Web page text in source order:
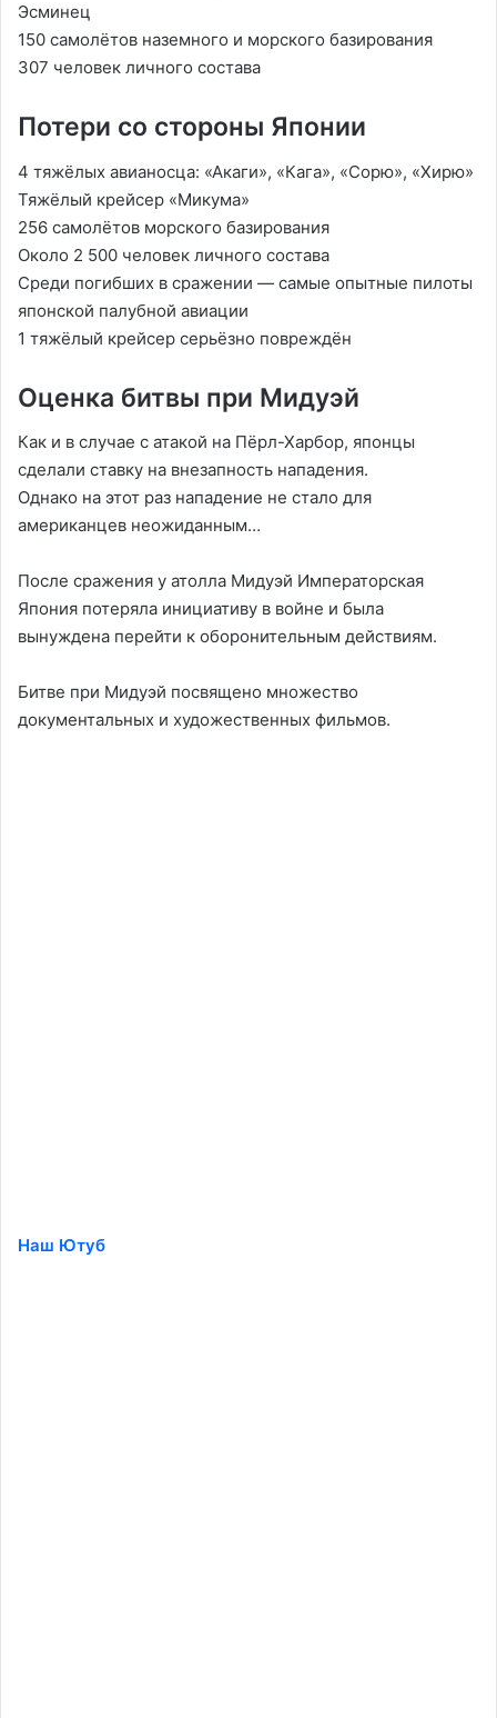
Эсминец
150 самолётов наземного и морского базирования
307 человек личного состава
Потери со стороны Японии
4 тяжёлых авианосца: «Акаги», «Кага», «Сорю», «Хирю»
Тяжёлый крейсер «Микума»
256 самолётов морского базирования
Около 2 500 человек личного состава
Среди погибших в сражении — самые опытные пилоты
японской палубной авиации
1 тяжёлый крейсер серьёзно повреждён
Оценка битвы при Мидуэй
Как и в случае с атакой на Пёрл-Харбор, японцы
сделали ставку на внезапность нападения.
Однако на этот раз нападение не стало для
американцев неожиданным…
После сражения у атолла Мидуэй Императорская
Япония потеряла инициативу в войне и была
вынуждена перейти к оборонительным действиям.
Битве при Мидуэй посвящено множество
документальных и художественных фильмов.
Наш Ютуб